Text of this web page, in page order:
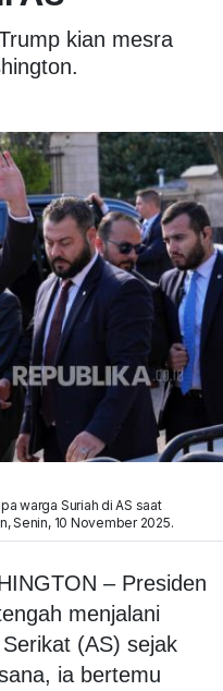
kian mesra
warga Suriah di AS saat
Senin, 10 November 2025.
– Presiden
menjalani
(AS) sejak
ia bertemu